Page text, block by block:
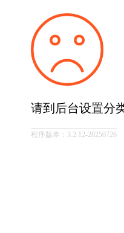
请到后台设置分
程序版本：3.2.12-20250726